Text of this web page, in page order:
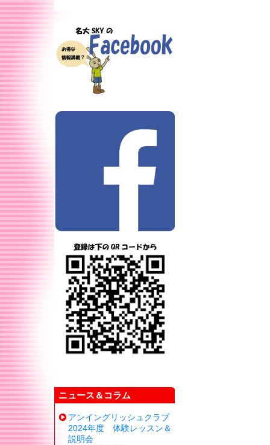
ニュース＆コラム
アンイングリッシュクラブ
2024年度 体験レッスン＆
説明会